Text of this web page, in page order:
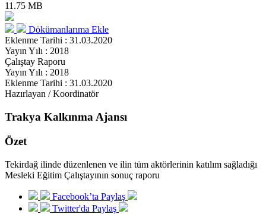
11.75 MB
Dökümanlarıma Ekle
Eklenme Tarihi : 31.03.2020
Yayın Yılı : 2018
Çalıştay Raporu
Yayın Yılı : 2018
Eklenme Tarihi : 31.03.2020
Hazırlayan / Koordinatör
Trakya Kalkınma Ajansı
Özet
Tekirdağ ilinde düzenlenen ve ilin tüm aktörlerinin katılım sağladığı
Mesleki Eğitim Çalıştayının sonuç raporu
Facebook’ta Paylaş
Twitter'da Paylaş